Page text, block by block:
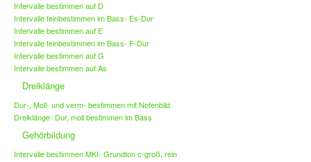
Intervalle bestimmen auf D
Intervalle feinbestimmen im Bass- Es-Dur
Intervalle bestimmen auf E
Intervalle feinbestimmen im Bass- F-Dur
Intervalle bestimmen auf G
Intervalle bestimmen auf As
Dreiklänge
Dur-, Moll- und verm- bestimmen mit Notenbild
Dreiklänge- Dur, moll bestimmen im Bass
Gehörbildung
Intervalle bestimmen MKI- Grundton c-groß, rein